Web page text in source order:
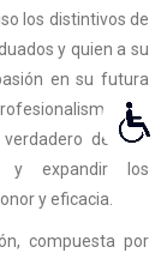
los distintivos de
y quien a su
en su futura
y
desafío
y expandir los
y eficacia.
compuesta por